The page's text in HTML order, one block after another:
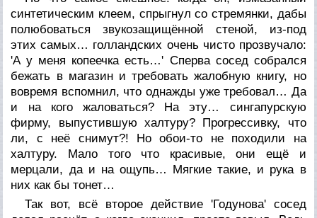
синтетическим клеем, спрыгнул со стремянки, дабы
полюбоваться звукозащищённой стеной, из-под
этих самых… голландских очень чисто прозвучало:
'А у меня копеечка есть…' Сперва сосед собрался
бежать в магазин и требовать жалобную книгу, но
вовремя вспомнил, что однажды уже требовал… Да
и на кого жаловаться? На эту… сингапурскую
фирму, выпустившую халтуру? Прогрессивку, что
ли, с неё снимут?! Но обои-то не походили на
халтуру. Мало того что красивые, они ещё и
мерцали, да и на ощупь… Мягкие такие, и рука в
них как бы тонет…
Так вот, всё второе действие 'Годунова' сосед